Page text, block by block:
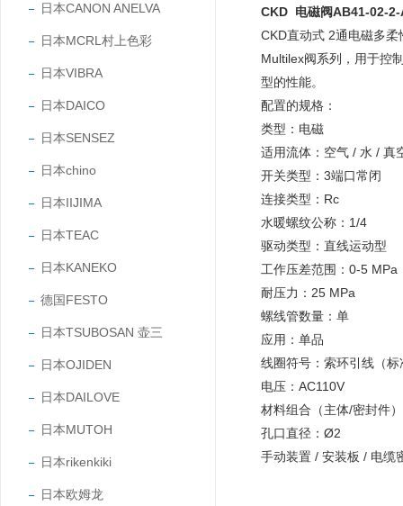
日本CANON ANELVA
日本MCRL村上色彩
日本VIBRA
日本DAICO
日本SENSEZ
日本chino
日本IIJIMA
日本TEAC
日本KANEKO
德国FESTO
日本TSUBOSAN 壶三
日本OJIDEN
日本DAILOVE
日本MUTOH
日本rikenkiki
日本欧姆龙
CKD 电磁阀AB41-02-2-
CKD直动式 2通电磁多
Multilex阀系列，用于控
型的性能。
配置的规格：
类型：电磁
适用流体：空气 / 水 / 真
开关类型：3端口常闭
连接类型：Rc
水暖螺纹公称：1/4
驱动类型：直线运动型
工作压差范围：0-5 MPa
耐压力：25 MPa
螺线管数量：单
应用：单品
线圈符号：索环引线（
电压：AC110V
材料组合（主体/密封件
孔口直径：Ø2
手动装置 / 安装板 / 电缆